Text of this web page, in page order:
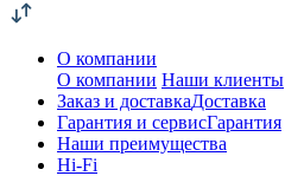
О компании
О компании Наши клиенты
Заказ и доставкаДоставка
Гарантия и сервисГарантия
Наши преимущества
Hi-Fi